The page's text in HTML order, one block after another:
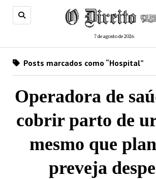
7 de agosto de 2026
Posts marcados como “Hospital”
Operadora de
cobrir parto de
mesmo que
preveja